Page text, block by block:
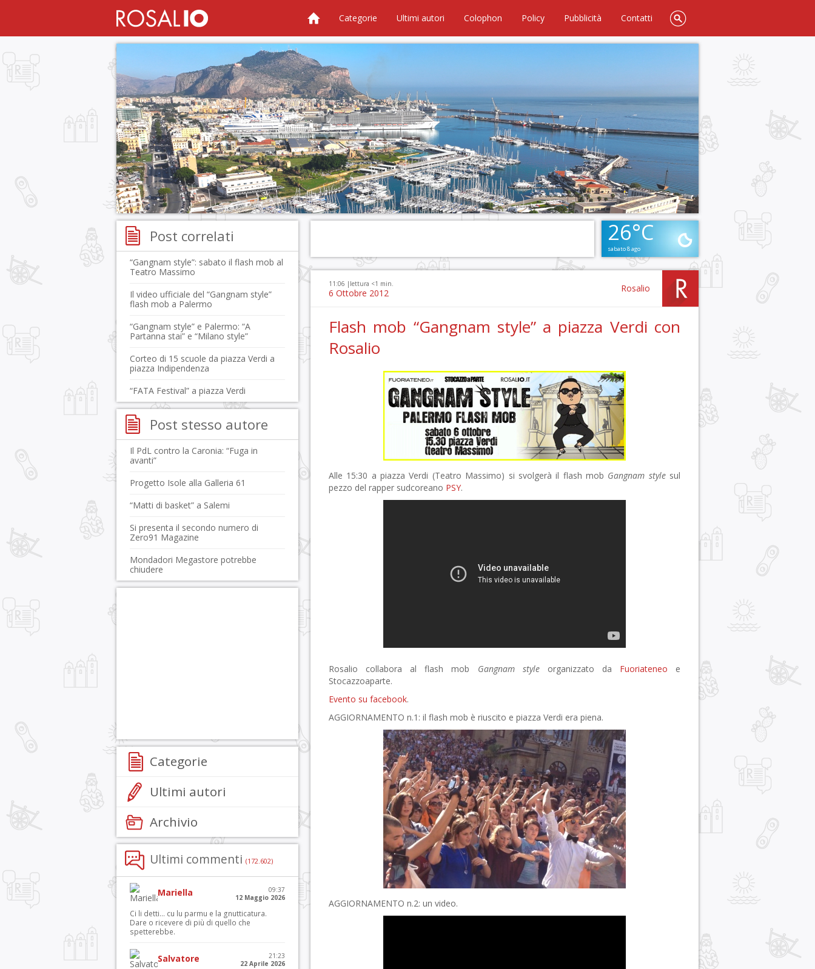
Categorie Ultimi autori Colophon Policy Pubblicità Contatti
26°C
sabato 8 ago
11:06 | lettura <1 min.
6 Ottobre 2012 Rosalio
Flash mob “Gangnam style” a piazza Verdi con
Rosalio
Alle 15:30 a piazza Verdi (Teatro Massimo) si svolgerà il flash mob Gangnam stylesul
pezzo del rapper sudcoreano PSY.
Rosalio collabora al flash mob Gangnam styleorganizzato da Fuoriateneo e
Stocazzoaparte.
Evento su facebook.
AGGIORNAMENTO n.1: il flash mob è riuscito e piazza Verdi era piena.
AGGIORNAMENTO n.2: un video.
Post correlati
“Gangnam style”: sabato il flash mob al
Teatro Massimo
Il video ufficiale del “Gangnam style”
flash mob a Palermo
“Gangnam style” e Palermo: “A
Partanna stai” e “Milano style”
Corteo di 15 scuole da piazza Verdi a
piazza Indipendenza
“FATA Festival” a piazza Verdi
Post stesso autore
Il PdL contro la Caronia: “Fuga in
avanti”
Progetto Isole alla Galleria 61
“Matti di basket” a Salemi
Si presenta il secondo numero di
Zero91 Magazine
Mondadori Megastore potrebbe
chiudere
Categorie
Ultimi autori
Archivio
Ultimi commenti (172.602)
Mariella
09:37
12 Maggio 2026
Ci li detti… cu lu parmu e la gnutticatura.
Dare o ricevere di più di quello che
spetterebbe.
Salvatore
21:23
22 Aprile 2026